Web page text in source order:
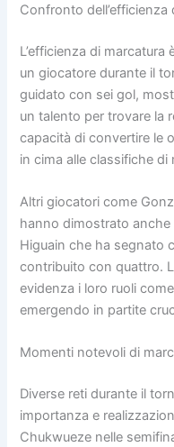
Confronto dell’efficienza
L’efficienza di marcatura
un giocatore durante il
guidato con sei gol,
un talento per trovare la
capacità di convertire le
in cima alle classifiche di
Altri giocatori come
hanno dimostrato anche
Higuain che ha segnato
contribuito con quattro.
evidenza i loro ruoli
emergendo in partite
Momenti notevoli di
Diverse reti durante il
importanza e
Chukwueze nelle